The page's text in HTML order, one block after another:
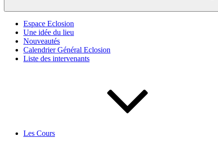
Espace Eclosion
Une idée du lieu
Nouveautés
Calendrier Général Eclosion
Liste des intervenants
Les Cours